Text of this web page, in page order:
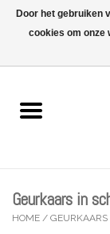
Wenskaarten
Lifestyle
Geurkaars in
HOME / GEURKAARS
Door het gebruiken
cookies om onze
Wij zijn